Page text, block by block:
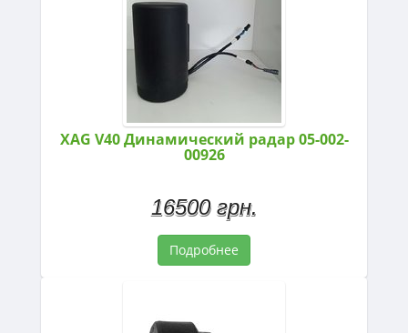
XAG V40 Динамический радар 05-002-
00926
16500 грн.
Подробнее